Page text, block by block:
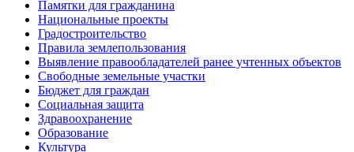
Памятки для гражданина
Национальные проекты
Градостроительство
Правила землепользования
Выявление правообладателей ранее учтенных объектов
Свободные земельные участки
Бюджет для граждан
Социальная защита
Здравоохранение
Образование
Культура